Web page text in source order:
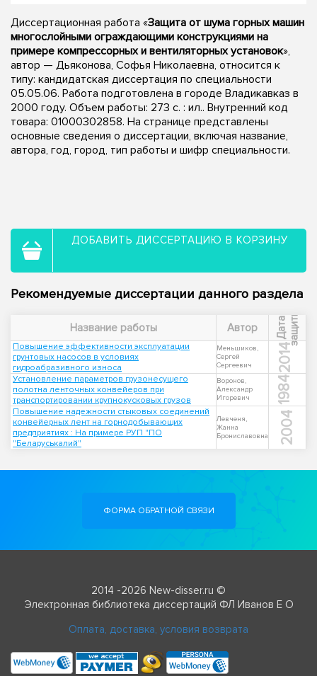
Диссертационная работа «Защита от шума горных машин
многослойными ограждающими конструкциями на
примере компрессорных и вентиляторных установок»,
автор — Дьяконова, Софья Николаевна, относится к
типу: кандидатская диссертация по специальности
05.05.06. Работа подготовлена в городе Владикавказ в
2000 году. Объем работы: 273 с. : ил.. Внутренний код
товара: 01000302858. На странице представлены
основные сведения о диссертации, включая название,
автора, год, город, тип работы и шифр специальности.
ДОБАВИТЬ ДИССЕРТАЦИЮ В КОРЗИНУ
Рекомендуемые диссертации данного раздела
Название работы Автор Д
а
т
а
з
а
щ
и
т ы
Повышение эффективности эксплуатации
грунтовых насосов в условиях
гидроабразивного износа
Меньшиков,
Сергей
Сергеевич
2014
Установление параметров грузонесущего
полотна ленточных конвейеров при
транспортировании крупнокусковых грузов
Воронов,
Александр
Игоревич
1984
Повышение надежности стыковых соединений
конвейерных лент на горнодобывающих
предприятиях : На примере РУП "ПО
"Беларуськалий"
Левченя,
Жанна
Брониславовна
2004
ФОРМА ОБРАТНОЙ СВЯЗИ
2014 -2026 New-disser.ru ©
Электронная библиотека диссертаций ФЛ Иванов Е О
Оплата, доставка, условия возврата